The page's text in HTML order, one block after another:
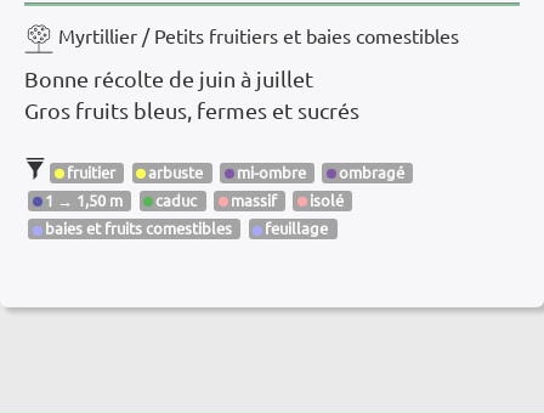
Myrtillier / Petits fruitiers et baies comestibles
Bonne récolte de juin à juillet
Gros fruits bleus, fermes et sucrés
fruitier arbuste mi-ombre
ombragé
1 → 1,50 m
caduc massif
isolé
baies et fruits comestibles
feuillage